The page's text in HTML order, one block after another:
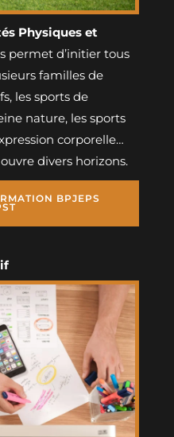
Physiques et
permet d’initier tous
familles de
les sports de
nature, les sports
corporelle…
divers horizons.
BPJEPS